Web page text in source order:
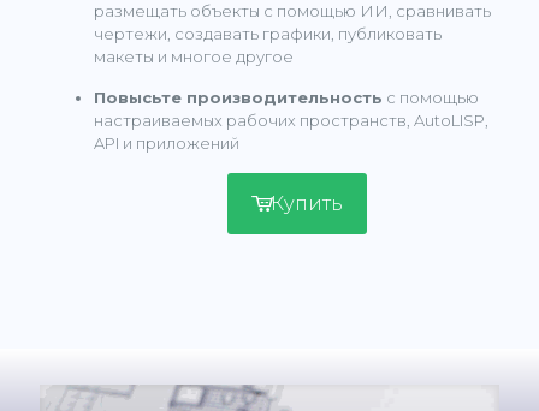
размещать объекты с помощью ИИ, сравнивать
чертежи, создавать графики, публиковать
макеты и многое другое
Повысьте производительность с помощью
настраиваемых рабочих пространств, AutoLISP,
API и приложений
Купить